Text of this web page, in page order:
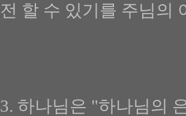
전 할 수 있기를 주님의
3. 하나님은 "하나님의